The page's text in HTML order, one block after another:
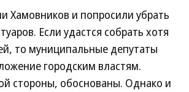
Хамовников и попросили убрать
Если удастся собрать хотя
то муниципальные депутаты
городским властям.
стороны, обоснованы. Однако и